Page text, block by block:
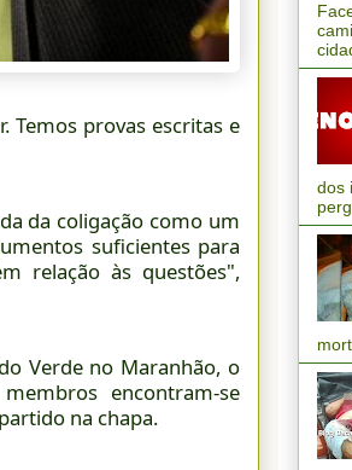
Temos provas escritas e
da coligação como um
suficientes para
relação às questões",
Verde no Maranhão, o
encontram-se
na chapa.
dos